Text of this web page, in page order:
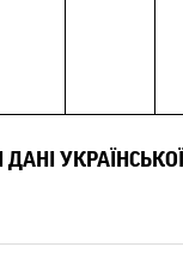
ДАНІ